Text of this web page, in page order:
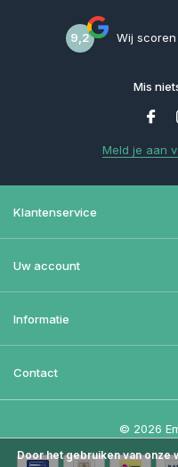
9,2 Wij
Mis
Meld je aan
Klantenservice
Uw account
Informatie
Contact
© 2026
Door het gebruiken van onze